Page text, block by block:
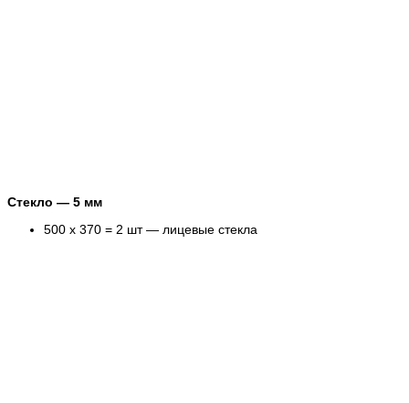
Стекло — 5 мм
500 х 370 = 2 шт — лицевые стекла